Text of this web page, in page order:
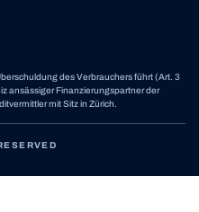
des Verbrauchers führt (Art. 3
ansässiger Finanzierungspartner der
mit Sitz in Zürich.